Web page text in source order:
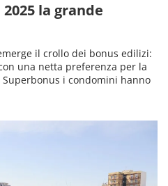
la grande
il crollo dei bonus edilizi:
una netta preferenza per la
i condomini hanno